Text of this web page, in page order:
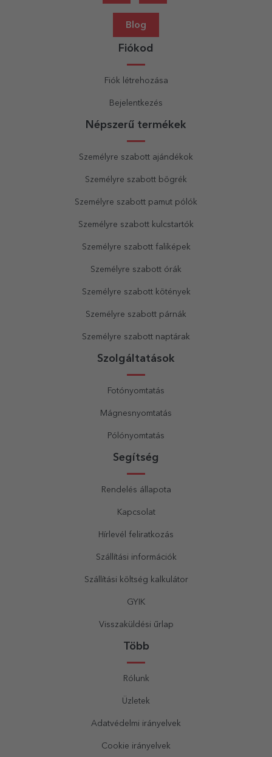
Blog
Fiókod
Fiók létrehozása
Bejelentkezés
Népszerű termékek
Személyre szabott ajándékok
Személyre szabott bögrék
Személyre szabott pamut pólók
Személyre szabott kulcstartók
Személyre szabott faliképek
Személyre szabott órák
Személyre szabott kötények
Személyre szabott párnák
Személyre szabott naptárak
Szolgáltatások
Fotónyomtatás
Mágnesnyomtatás
Pólónyomtatás
Segítség
Rendelés állapota
Kapcsolat
Hírlevél feliratkozás
Szállítási információk
Szállítási költség kalkulátor
GYIK
Visszaküldési űrlap
Több
Rólunk
Üzletek
Adatvédelmi irányelvek
Cookie irányelvek